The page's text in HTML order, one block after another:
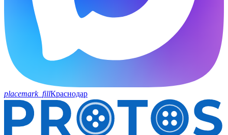
placemark_fillКраснодар